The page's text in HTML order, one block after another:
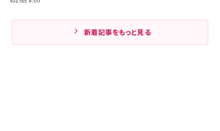
新着記事をもっと見る